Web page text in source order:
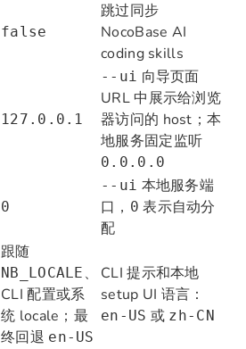
false
跳过同步
NocoBase AI
coding skills
127.0.0.1
--ui 向导页面
URL 中展示给浏览
器访问的 host；本
地服务固定监听
0.0.0.0
0
--ui 本地服务端
口， 0 表示自动分
配
跟随
NB_LOCALE 、
CLI 配置或系
统 locale；最
终回退 en-US
CLI 提示和本地
setup UI 语言：
en-US 或 zh-CN